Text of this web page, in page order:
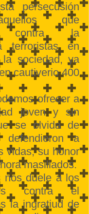
persecusión
que
contra la
terroristas en
sociedad, ya
cautiverio 400
ofrecer a
joven y sin
se olvida de
defendieron a
vidas, su honor
masillados.
nos duele a los
contra el
la ingratiud de